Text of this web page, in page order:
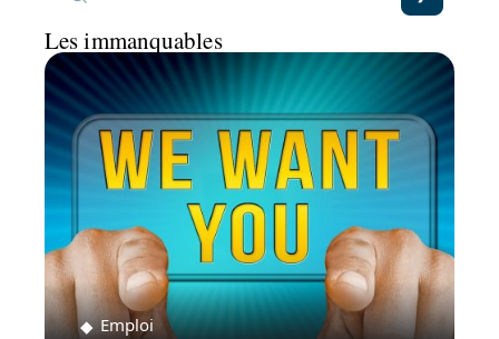
Les immanquables
Emploi